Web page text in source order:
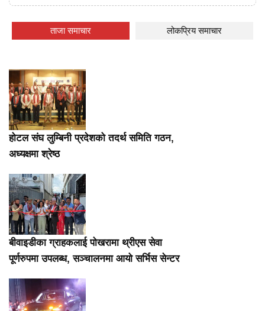
ताजा समाचार लोकप्रिय समाचार
होटल संघ लुम्बिनी प्रदेशको तदर्थ समिति गठन,
अध्यक्षमा श्रेष्ठ
बीवाइडीका ग्राहकलाई पोखरामा थ्रीएस सेवा
पूर्णरुपमा उपलब्ध, सञ्चालनमा आयो सर्भिस सेन्टर